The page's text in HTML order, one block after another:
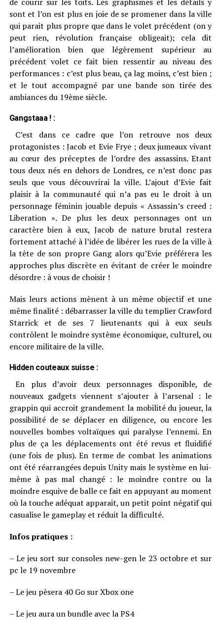
sont et l’on est plus en joie de se promener dans la ville
qui parait plus propre que dans le volet précédent (on y
peut rien, révolution française obligeait); cela dit
l’amélioration bien que légèrement supérieur au
précédent volet ce fait bien ressentir au niveau des
performances : c’est plus beau, ça lag moins, c’est bien ;
et le tout accompagné par une bande son tirée des
ambiances du 19ème siècle.
Gangstaaa ! :
C’est dans ce cadre que l’on retrouve nos deux
protagonistes : Jacob et Evie Frye ; deux jumeaux vivant
au cœur des préceptes de l’ordre des assassins. Etant
tous deux nés en dehors de Londres, ce n’est donc pas
seuls que vous découvrirai la ville. L’ajout d’Evie fait
plaisir à la communauté qui n’a pas eu le droit à un
personnage féminin jouable depuis « Assassin’s creed :
Liberation ». De plus les deux personnages ont un
caractère bien à eux, Jacob de nature brutal restera
fortement attaché à l’idée de libérer les rues de la ville à
la tête de son propre Gang alors qu’Evie préférera les
approches plus discrète en évitant de créer le moindre
désordre : à vous de choisir !
Mais leurs actions mènent à un même objectif et une
même finalité : débarrasser la ville du templier Crawford
Starrick et de ses 7 lieutenants qui à eux seuls
contrôlent le moindre système économique, culturel, ou
encore militaire de la ville.
Hidden couteaux suisse :
En plus d’avoir deux personnages disponible, de
nouveaux gadgets viennent s’ajouter à l’arsenal : le
grappin qui accroit grandement la mobilité du joueur, la
possibilité de se déplacer en diligence, ou encore les
nouvelles bombes voltaïques qui paralyse l’ennemi. En
plus de ça les déplacements ont été revus et fluidifié
(une fois de plus). En terme de combat les animations
ont été réarrangées depuis Unity mais le système en lui-
même à pas mal changé : le moindre contre ou la
moindre esquive de balle ce fait en appuyant au moment
où la touche adéquat apparait, un petit point négatif qui
casualise le gameplay et réduit la difficulté.
Infos pratiques :
– Le jeu sort sur consoles new-gen le 23 octobre et sur
pc le 19 novembre
– Le jeu pèsera 40 Go sur Xbox one
– Le jeu aura un bundle avec la PS4